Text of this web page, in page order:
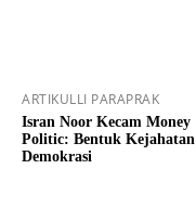
ARTIKULLI PARAPRAK
Isran Noor Kecam Money
Politic: Bentuk Kejahatan
Demokrasi